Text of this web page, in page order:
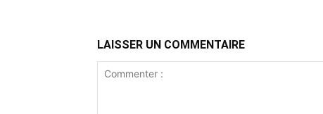
LAISSER UN COMMENTAIRE